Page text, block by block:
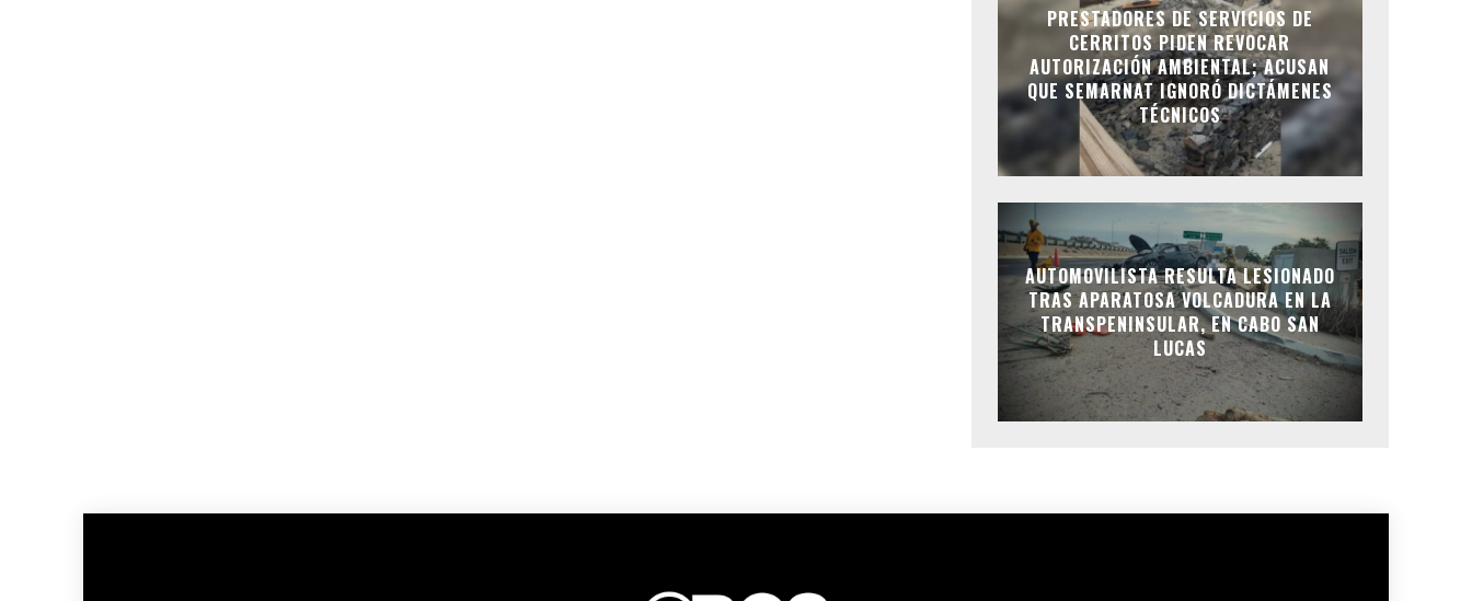
PRESTADORES DE SERVICIOS DE
CERRITOS PIDEN REVOCAR
AUTORIZACIÓN AMBIENTAL; ACUSAN
QUE SEMARNAT IGNORÓ DICTÁMENES
TÉCNICOS
AUTOMOVILISTA RESULTA LESIONADO
TRAS APARATOSA VOLCADURA EN LA
TRANSPENINSULAR, EN CABO SAN
LUCAS